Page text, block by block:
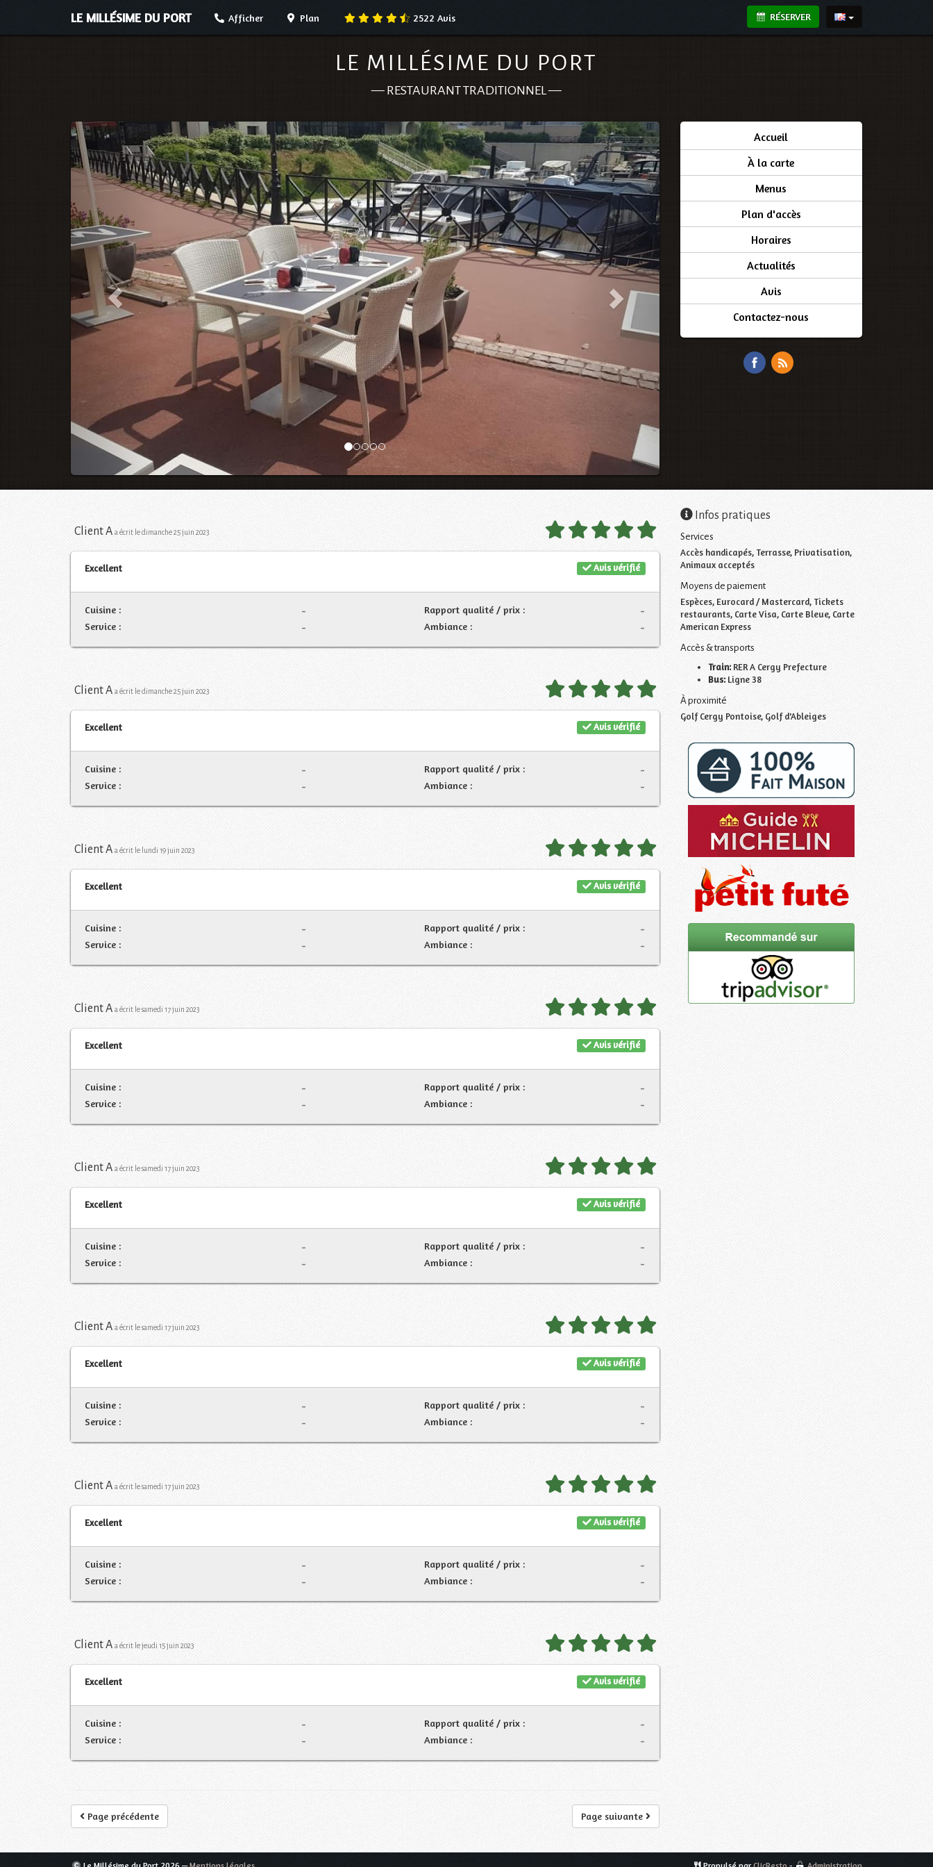
RÉSERVER
LE MILLÉSIME DU PORT Afficher Plan 2522 Avis
LE MILLÉSIME DU PORT
— RESTAURANT TRADITIONNEL—
Accueil
À la carte
Menus
Plan d'accès
Horaires
Actualités
Avis
Contactez-nous
Client A a écrit le dimanche 25 juin 2023
Avis vérifié
Excellent
-
Cuisine : -
Rapport qualité / prix :
-
Service : -
Ambiance :
Client A a écrit le dimanche 25 juin 2023
Avis vérifié
Excellent
-
Cuisine : -
Rapport qualité / prix :
-
Service : -
Ambiance :
Client A a écrit le lundi 19 juin 2023
Avis vérifié
Excellent
-
Cuisine : -
Rapport qualité / prix :
-
Service : -
Ambiance :
Client A a écrit le samedi 17 juin 2023
Avis vérifié
Excellent
-
Cuisine : -
Rapport qualité / prix :
-
Service : -
Ambiance :
Client A a écrit le samedi 17 juin 2023
Avis vérifié
Excellent
-
Cuisine : -
Rapport qualité / prix :
-
Service : -
Ambiance :
Client A a écrit le samedi 17 juin 2023
Avis vérifié
Excellent
-
Cuisine : -
Rapport qualité / prix :
-
Service : -
Ambiance :
Client A a écrit le samedi 17 juin 2023
Avis vérifié
Excellent
-
Cuisine : -
Rapport qualité / prix :
-
Service : -
Ambiance :
Client A a écrit le jeudi 15 juin 2023
Avis vérifié
Excellent
-
Cuisine : -
Rapport qualité / prix :
-
Service : -
Ambiance :
Page suivante
Page précédente
Infos pratiques
Services
Accès handicapés, Terrasse, Privatisation,
Animaux acceptés
Moyens de paiement
Espèces, Eurocard / Mastercard, Tickets
restaurants, Carte Visa, Carte Bleue, Carte
American Express
Accès & transports
Train:RER A Cergy Prefecture
Bus:Ligne 38
À proximité
Golf Cergy Pontoise, Golf d'Ableiges
Le Millésime du Port 2026 —Mentions légales Propulsé parClicResto - Administration